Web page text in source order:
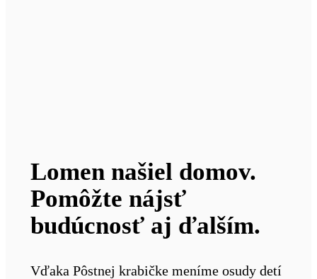
Lomen našiel domov.
Pomôžte nájsť
budúcnosť aj ďalším.
Vďaka Pôstnej krabičke meníme osudy detí